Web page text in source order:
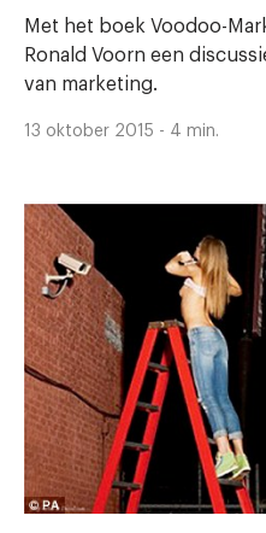
Met het boek Voodoo-
Ronald Voorn een
van marketing.
13 oktober 2015 - 4 min.